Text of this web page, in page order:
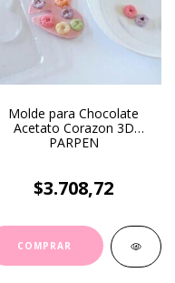
Molde para Chocolate
Acetato Corazon 3D
PARPEN
$3.708,72